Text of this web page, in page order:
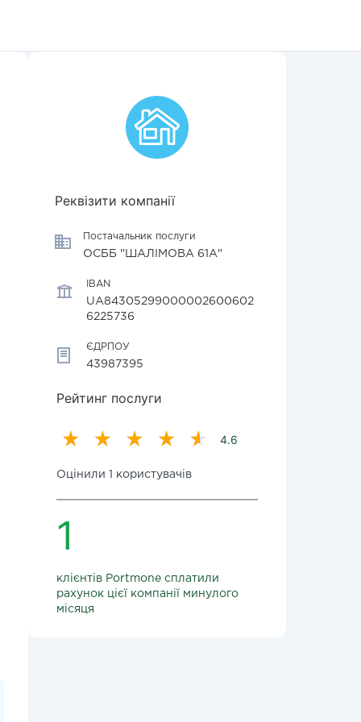
Реквізити компанії
Постачальник послуги
ОСББ "ШАЛІМОВА 61А"
IBAN
UA84305299000002600602
6225736
ЄДРПОУ
43987395
Рейтинг послуги
4.6
Оцінили 1 користувачів
1
клієнтів Portmone сплатили
рахунок цієї компанії минулого
місяця